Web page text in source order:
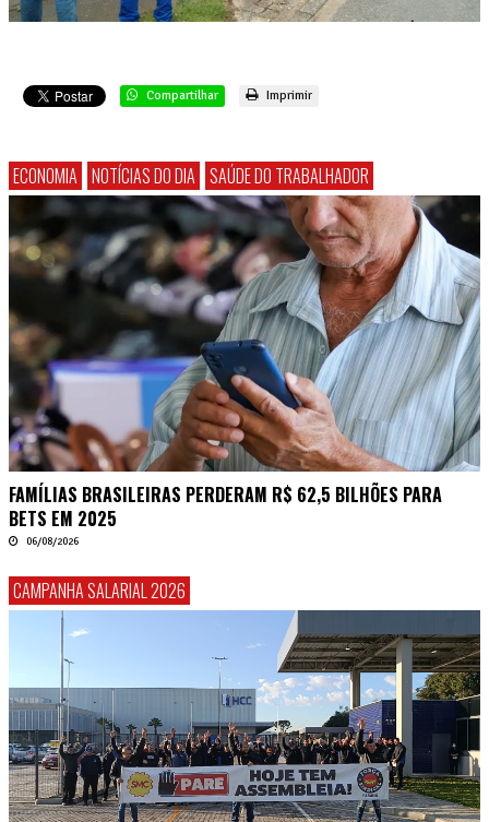
Compartilhar Imprimir
ECONOMIA NOTÍCIAS DO DIA SAÚDE DO TRABALHADOR
FAMÍLIAS BRASILEIRAS PERDERAM R$ 62,5 BILHÕES PARA
BETS EM 2025
06/08/2026
CAMPANHA SALARIAL 2026